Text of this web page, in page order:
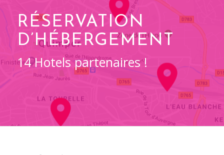
RÉSERVATION
D’HÉBERGEMENT
14 Hotels partenaires !